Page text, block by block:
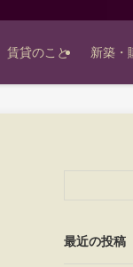
賃貸のこと 新築・
最近の投稿